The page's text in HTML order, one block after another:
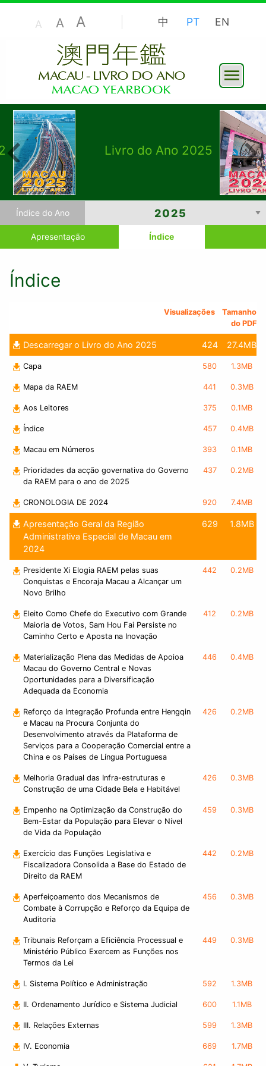
A A A 中 PT EN
Livro do Ano 2025
Índice do Ano
Apresentação Índice
Índice
Visualizações
Tamanho
do PDF
Descarregar o Livro do Ano 2025 424 27.4MB
Capa 580 1.3MB
Mapa da RAEM 441 0.3MB
Aos Leitores 375 0.1MB
Índice 457 0.4MB
Macau em Números 393 0.1MB
Prioridades da acção governativa do Governo
da RAEM para o ano de 2025
437 0.2MB
CRONOLOGIA DE 2024 920 7.4MB
Apresentação Geral da Região
Administrativa Especial de Macau em
2024
629 1.8MB
Presidente Xi Elogia RAEM pelas suas
Conquistas e Encoraja Macau a Alcançar um
Novo Brilho
442 0.2MB
Eleito Como Chefe do Executivo com Grande
Maioria de Votos, Sam Hou Fai Persiste no
Caminho Certo e Aposta na Inovação
412 0.2MB
Materialização Plena das Medidas de Apoioa
Macau do Governo Central e Novas
Oportunidades para a Diversificação
Adequada da Economia
446 0.4MB
Reforço da Integração Profunda entre Hengqin
e Macau na Procura Conjunta do
Desenvolvimento através da Plataforma de
Serviços para a Cooperação Comercial entre a
China e os Países de Língua Portuguesa
426 0.2MB
Melhoria Gradual das Infra-estruturas e
Construção de uma Cidade Bela e Habitável
426 0.3MB
Empenho na Optimização da Construção do
Bem-Estar da População para Elevar o Nível
de Vida da População
459 0.3MB
Exercício das Funções Legislativa e
Fiscalizadora Consolida a Base do Estado de
Direito da RAEM
442 0.2MB
Aperfeiçoamento dos Mecanismos de
Combate à Corrupção e Reforço da Equipa de
Auditoria
456 0.3MB
Tribunais Reforçam a Eficiência Processual e
Ministério Público Exercem as Funções nos
Termos da Lei
449 0.3MB
I. Sistema Político e Administração 592 1.3MB
II. Ordenamento Jurídico e Sistema Judicial 600 1.1MB
III. Relações Externas 599 1.3MB
IV. Economia 669 1.7MB